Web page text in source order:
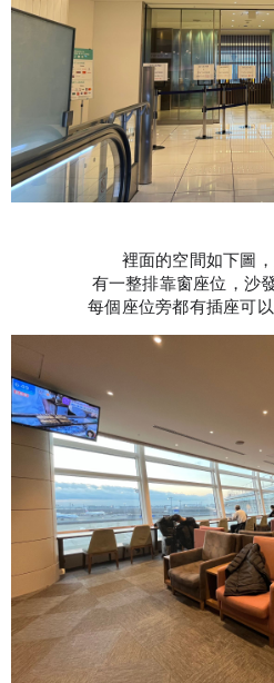
裡面的空間如下圖
有一整排靠窗座位，沙
每個座位旁都有插座可